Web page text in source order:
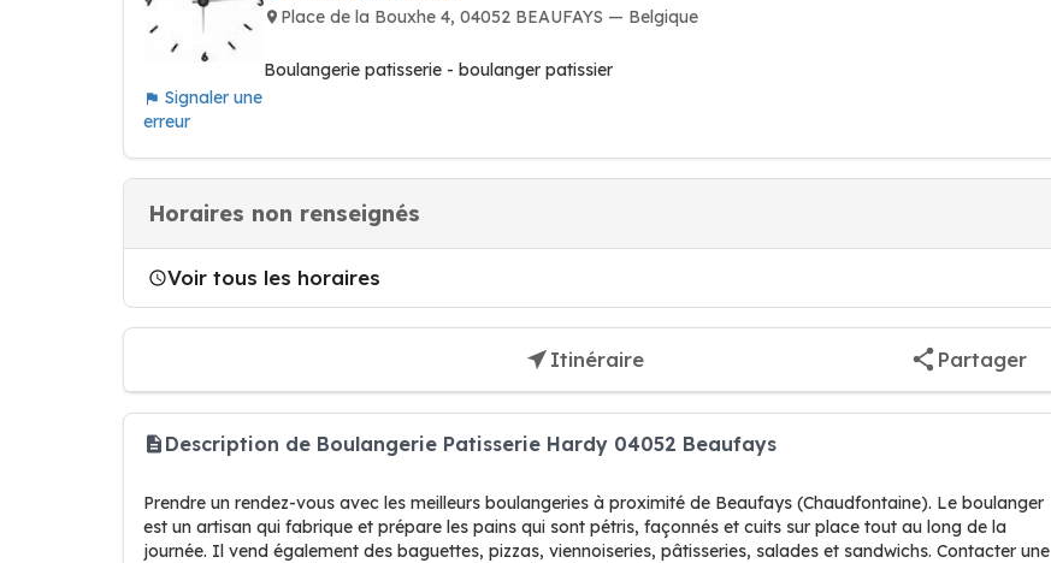
Signaler une
erreur
Place de la Bouxhe 4, 04052 BEAUFAYS — Belgique
Boulangerie patisserie - boulanger patissier
Horaires non renseignés
Voir tous les horaires
Itinéraire Partager
Description de Boulangerie Patisserie Hardy 04052 Beaufays
Prendre un rendez-vous avec les meilleurs boulangeries à proximité de Beaufays (Chaudfontaine). Le boulanger
est un artisan qui fabrique et prépare les pains qui sont pétris, façonnés et cuits sur place tout au long de la
journée. Il vend également des baguettes, pizzas, viennoiseries, pâtisseries, salades et sandwichs. Contacter une